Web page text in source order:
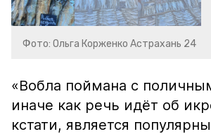
Фото: Ольга Корженко Астрахань 24
«Вобла поймана с
иначе как речь идёт об
кстати, является